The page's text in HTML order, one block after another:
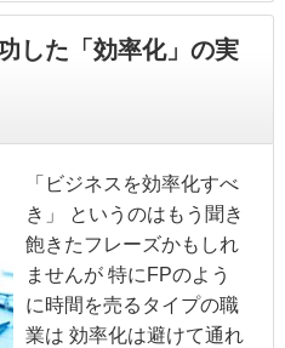
した「効率化」の実
「ビジネスを効率化すべ
き」 というのはもう聞き
飽きたフレーズかもしれ
ませんが 特にFPのよう
に時間を売るタイプの職
業は 効率化は避けて通れ